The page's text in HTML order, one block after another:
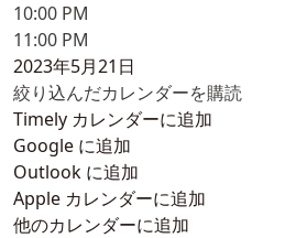
10:00 PM
11:00 PM
2023年5月21日
絞り込んだカレンダーを購読
Timely カレンダーに追加
Google に追加
Outlook に追加
Apple カレンダーに追加
他のカレンダーに追加